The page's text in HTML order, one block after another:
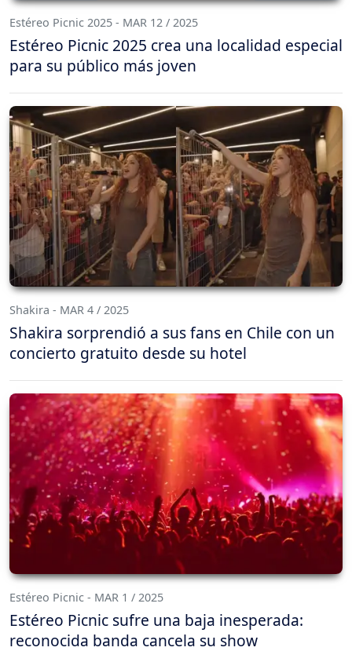
Estéreo Picnic 2025 - MAR 12 / 2025
Estéreo Picnic 2025 crea una localidad especial
para su público más joven
Shakira - MAR 4 / 2025
Shakira sorprendió a sus fans en Chile con un
concierto gratuito desde su hotel
Estéreo Picnic - MAR 1 / 2025
Estéreo Picnic sufre una baja inesperada:
reconocida banda cancela su show